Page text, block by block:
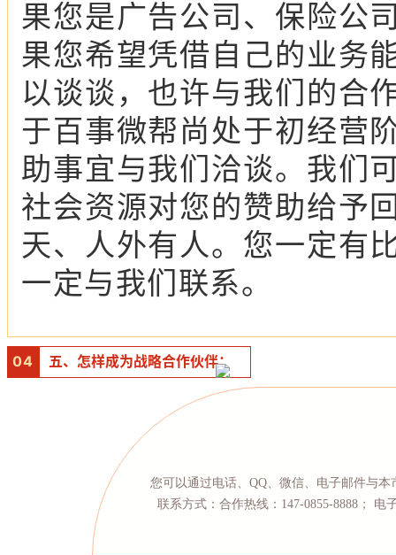
果您是广告公司、保险公
果您希望凭借自己的业务
以谈谈，也许与我们的合
于百事微帮尚处于初经营
助事宜与我们洽谈。我们
社会资源对您的赞助给予
天、人外有人。您一定有
一定与我们联系。
04 五、怎样成为战略合作伙伴：
您可以通过电话、QQ、微信、电子邮件与
联系方式：合作热线：147-0855-8888； 电